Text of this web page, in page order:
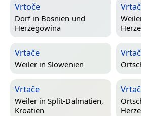
Vrtoče
Dorf in Bosnien und
Herzegowina
Vrtače
Weiler in Slowenien
Vrtače
Weiler in Split-Dalmatien,
Kroatien